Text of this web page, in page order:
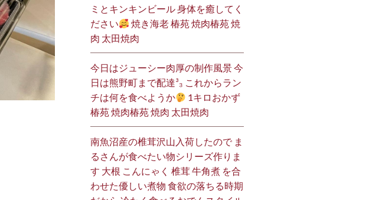
ミとキンキンビール 身体を癒してく
ださい
焼き海老 椿苑 焼肉椿苑 焼
肉 太田焼肉
今日はジューシー肉厚の制作風景 今
日は熊野町まで配達³₃ これからラン
チは何を食べようか
1キロおかず
椿苑 焼肉椿苑 焼肉 太田焼肉
南魚沼産の椎茸沢山入荷したので ま
るさんが食べたい物シリーズ作りま
す 大根 こんにゃく 椎茸 牛角煮 を合
わせた優しい煮物 食欲の落ちる時期